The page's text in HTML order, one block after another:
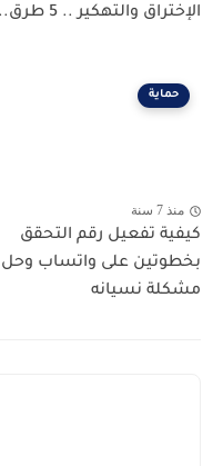
الإختراق والتهكير .. 5 طرق...
حماية
منذ 7 سنة
كيفية تفعيل رقم التحقق
بخطوتين على واتساب وحل
مشكلة نسيانه